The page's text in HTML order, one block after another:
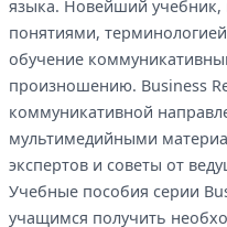
языка. Новейший учебник,
понятиями,
обучение
произношению. Business
коммуникативной
мультимедийными
экспертов и советы от
Учебные пособия серии
учащимся получить